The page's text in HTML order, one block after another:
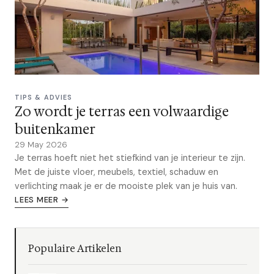
TIPS & ADVIES
Zo wordt je terras een volwaardige
buitenkamer
29 May 2026
Je terras hoeft niet het stiefkind van je interieur te zijn.
Met de juiste vloer, meubels, textiel, schaduw en
verlichting maak je er de mooiste plek van je huis van.
LEES MEER →
Populaire Artikelen